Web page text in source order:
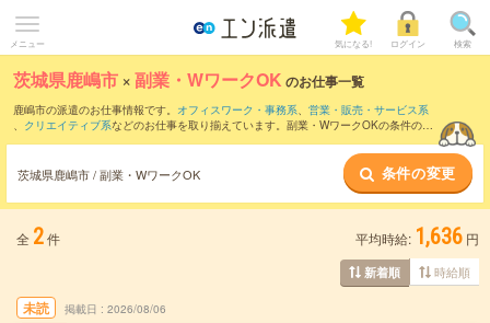
メニュー 気になる! ログイン 検索
茨城県鹿嶋市 ×副業・WワークOK のお仕事一覧
鹿嶋市の派遣のお仕事情報です。 オフィスワーク・事務系、 営業・販売・サービス系
、 クリエイティブ系などのお仕事を取り揃えています。副業・WワークOKの条件の他
茨城県鹿嶋市 / 副業・WワークOK 条件の変更
全 2件 平均時給: 1,636 円
新着順 時給順
未読 掲載日 2026/08/06